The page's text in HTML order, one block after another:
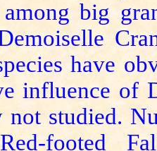
big
have
influence of
studied.
footed